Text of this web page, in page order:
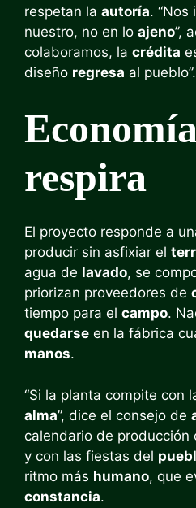
respetan la autoría. “Nos
nuestro, no en lo ajeno”,
colaboramos, la crédita
diseño regresa al pueblo”.
respira
El proyecto responde a
producir sin asfixiar el
agua de lavado, se
priorizan proveedores de
tiempo para el campo.
quedarse en la fábrica
manos.
“Si la planta compite con
alma”, dice el consejo de
calendario de producción
y con las fiestas del
ritmo más humano, que
constancia.